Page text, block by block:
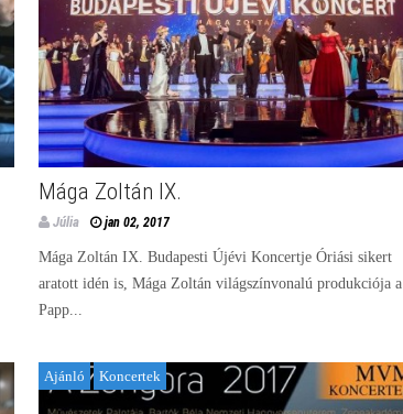
Mága Zoltán IX.
Júlia jan 02, 2017
Mága Zoltán IX. Budapesti Újévi Koncertje Óriási sikert
aratott idén is, Mága Zoltán világszínvonalú produkciója a
Papp...
Ajánló Koncertek